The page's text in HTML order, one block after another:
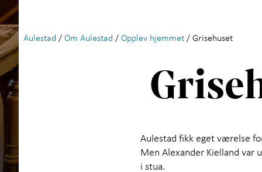
Aulestad / Om Aulestad / Opplev hjemmet / Grisehuset
Aulestad fikk eget værelse
Men Alexander Kielland var
i stua.